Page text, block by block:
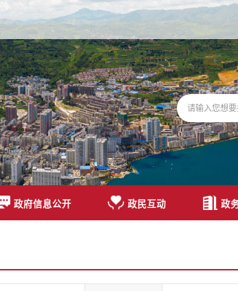
政府信息公开 政民互动 政